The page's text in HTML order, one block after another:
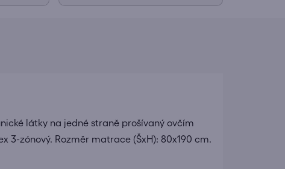
látky na jedné straně prošívaný ovčím
zónový. Rozměr matrace (ŠxH): 80x190 cm.